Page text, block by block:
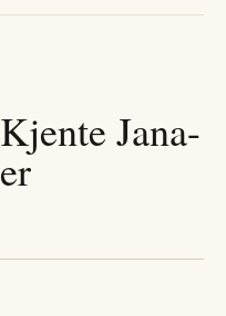
Kjente Jana-
er